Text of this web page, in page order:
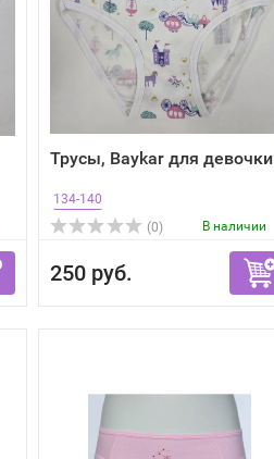
Трусы, Baykar для девочки
134-140
(0)
В наличии
250 руб.